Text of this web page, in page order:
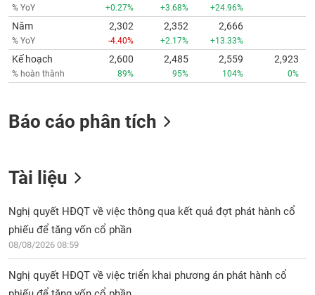
% YoY +0.27% +3.68% +24.96%
Năm
% YoY
2,302
-4.40%
2,352
+2.17%
2,666
+13.33%
Kế hoạch
% hoàn thành
2,600
89%
2,485
95%
2,559
104%
2,923
0%
Báo cáo phân tích
Tài liệu
Nghị quyết HĐQT về việc thông qua kết quả đợt phát hành cổ
phiếu để tăng vốn cổ phần
08/08/2026 08:59
Nghị quyết HĐQT về việc triển khai phương án phát hành cổ